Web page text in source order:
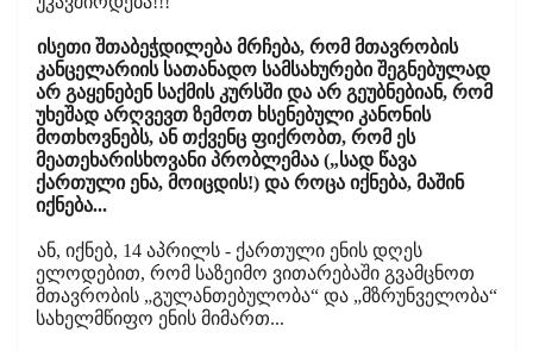
ისეთი შთაბეჭდილება მრჩება, რომ მთავრობის
კანცელარიის სათანადო სამსახურები შეგნებულად
არ გაყენებენ საქმის კურსში და არ გეუბნებიან, რომ
უხეშად არღვევთ ზემოთ ხსენებული კანონის
მოთხოვნებს, ან თქვენც ფიქრობთ, რომ ეს
მეათეხარისხოვანი პრობლემაა („სად წავა
ქართული ენა, მოიცდის!) და როცა იქნება, მაშინ
იქნება...
ან, იქნებ, 14 აპრილს - ქართული ენის დღეს
ელოდებით, რომ საზეიმო ვითარებაში გვამცნოთ
მთავრობის „გულანთებულობა“ და „მზრუნველობა“
სახელმწიფო ენის მიმართ...